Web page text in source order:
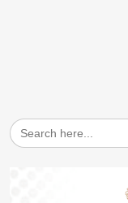
Search
for: